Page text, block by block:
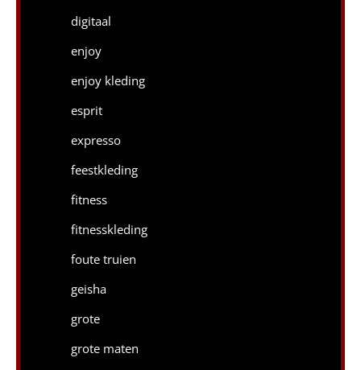
digitaal
enjoy
enjoy kleding
esprit
expresso
feestkleding
fitness
fitnesskleding
foute truien
geisha
grote
grote maten